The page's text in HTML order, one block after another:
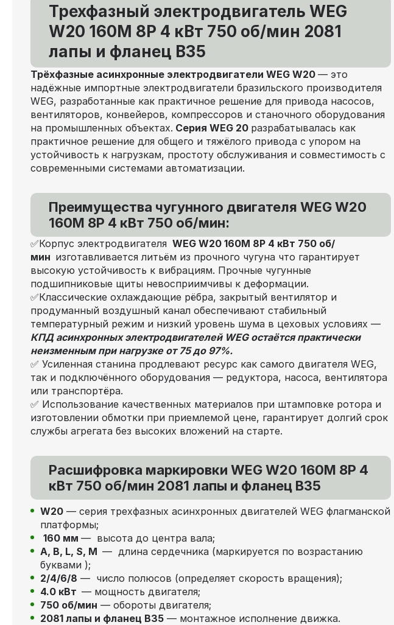
Трехфазный электродвигатель WEG
W20 160M 8P 4 кВт 750 об/мин 2081
лапы и фланец В35
Трёхфазные асинхронные электродвигатели WEG W20 — это
надёжные импортные электродвигатели бразильского производителя
WEG, разработанные как практичное решение для привода насосов,
вентиляторов, конвейеров, компрессоров и станочного оборудования
на промышленных объектах. Серия WEG 20 разрабатывалась как
практичное решение для общего и тяжёлого привода с упором на
устойчивость к нагрузкам, простоту обслуживания и совместимость с
современными системами автоматизации.
Преимущества чугунного двигателя WEG W20
160M 8P 4 кВт 750 об/мин:
✅Корпус электродвигателя WEG W20 160M 8P 4 кВт 750 об/
мин изготавливается литьём из прочного чугуна что гарантирует
высокую устойчивость к вибрациям. Прочные чугунные
подшипниковые щиты невосприимчивы к деформации.
✅Классические охлаждающие рёбра, закрытый вентилятор и
продуманный воздушный канал обеспечивают стабильный
температурный режим и низкий уровень шума в цеховых условиях —
КПД асинхронных электродвигателей WEG остаётся практически
неизменным при нагрузке от 75 до 97%.
✅ Усиленная станина продлевают ресурс как самого двигателя WEG,
так и подключённого оборудования — редуктора, насоса, вентилятора
или транспортёра.
✅ Использование качественных материалов при штамповке ротора и
изготовлении обмотки при приемлемой цене, гарантирует долгий срок
службы агрегата без высоких вложений на старте.
Расшифровка маркировки WEG W20 160M 8P 4
кВт 750 об/мин 2081 лапы и фланец В35
W20 — серия трехфазных асинхронных двигателей WEG флагманской
платформы;
160 мм — высота до центра вала;
А, В, L, S, М — длина сердечника (маркируется по возрастанию
буквами );
2/4/6/8 — число полюсов (определяет скорость вращения);
4.0 кВт — мощность двигателя;
750 об/мин — обороты двигателя;
2081 лапы и фланец В35 — монтажное исполнение движка.